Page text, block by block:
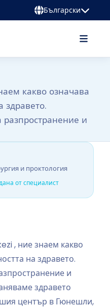
Български
какво означава
здравето.
и
и проктология
от специалист
, ние знаем какво
на здравето.
и
здравето
център в Гюнешли,